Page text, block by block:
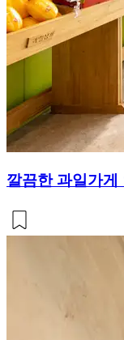
깔끔한 과일가게